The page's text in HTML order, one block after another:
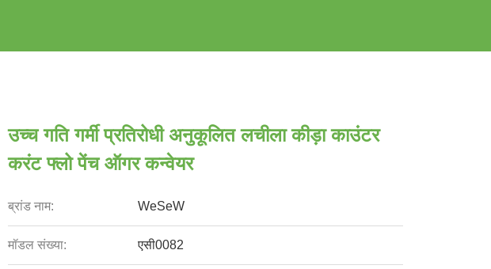
उच्च गति गर्मी प्रतिरोधी अनुकूलित लचीला कीड़ा काउंटर
करंट फ्लो पेंच ऑगर कन्वेयर
ब्रांड नाम: WeSeW
मॉडल संख्या: एसी0082